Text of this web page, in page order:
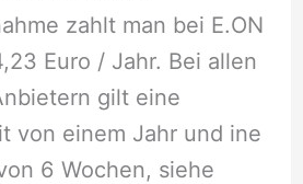
zahlt man bei E.ON
Euro / Jahr. Bei allen
gilt eine
von einem Jahr und ine
6 Wochen, siehe